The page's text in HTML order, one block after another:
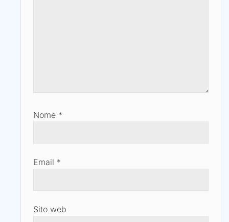
Nome *
Email *
Sito web